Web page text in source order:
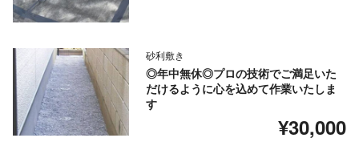
砂利敷き
◎年中無休◎プロの技術でご満足いた
だけるように心を込めて作業いたしま
す
¥30,000